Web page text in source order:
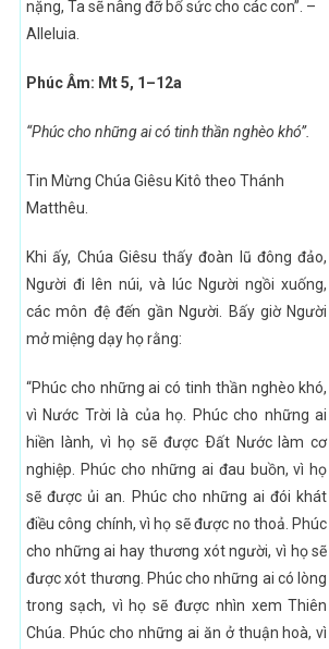
nặng, Ta sẽ nâng đỡ bổ sức cho các con”. –
Alleluia.
Phúc Âm: Mt 5, 1–12a
“Phúc cho những ai có tinh thần nghèo khó”.
Tin Mừng Chúa Giêsu Kitô theo Thánh
Matthêu.
Khi ấy, Chúa Giêsu thấy đoàn lũ đông đảo,
Người đi lên núi, và lúc Người ngồi xuống,
các môn đệ đến gần Người. Bấy giờ Người
mở miệng dạy họ rằng:
“Phúc cho những ai có tinh thần nghèo khó,
vì Nước Trời là của họ. Phúc cho những ai
hiền lành, vì họ sẽ được Ðất Nước làm cơ
nghiệp. Phúc cho những ai đau buồn, vì họ
sẽ được ủi an. Phúc cho những ai đói khát
điều công chính, vì họ sẽ được no thoả. Phúc
cho những ai hay thương xót người, vì họ sẽ
được xót thương. Phúc cho những ai có lòng
trong sạch, vì họ sẽ được nhìn xem Thiên
Chúa. Phúc cho những ai ăn ở thuận hoà, vì